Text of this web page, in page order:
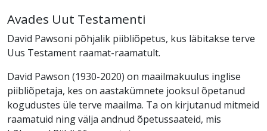
Avades Uut Testamenti
David Pawsoni põhjalik piibliõpetus, kus läbitakse terve
Uus Testament raamat-raamatult.
David Pawson (1930-2020) on maailmakuulus inglise
piibliõpetaja, kes on aastakümnete jooksul õpetanud
kogudustes üle terve maailma. Ta on kirjutanud mitmeid
raamatuid ning välja andnud õpetussaateid, mis